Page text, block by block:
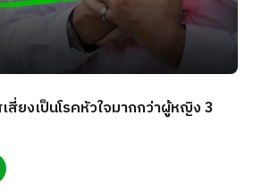
สี่ยงเป็นโรคหัวใจมากกว่าผู้หญิง 3